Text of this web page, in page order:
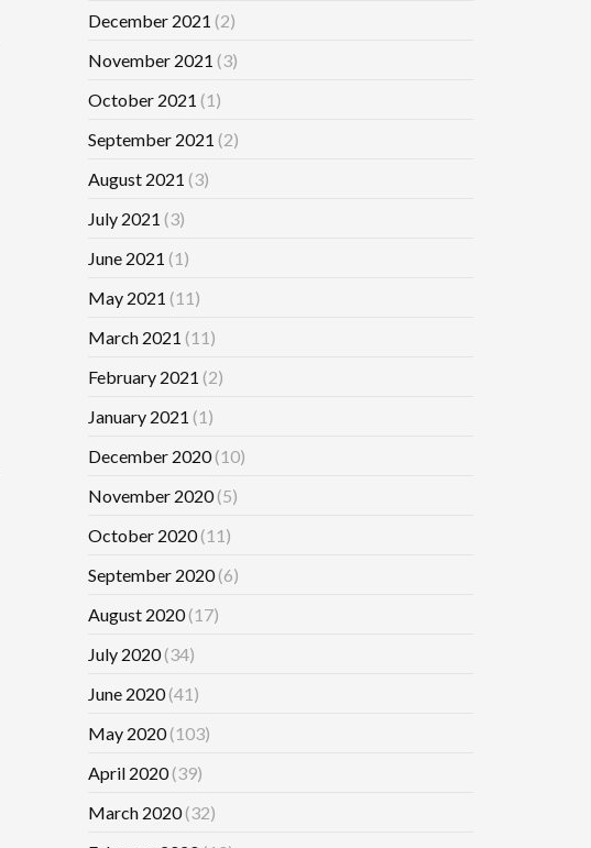
December 2021 (2)
November 2021 (3)
October 2021 (1)
September 2021 (2)
August 2021 (3)
July 2021 (3)
June 2021 (1)
May 2021 (11)
March 2021 (11)
February 2021 (2)
January 2021 (1)
December 2020(10)
November 2020(5)
October 2020(11)
September 2020(6)
August 2020(17)
July 2020(34)
June 2020(41)
May 2020(103)
April 2020(39)
March 2020(32)